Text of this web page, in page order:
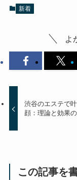
新着
よ
渋谷のエステで
顔：理論と効果
この記事を